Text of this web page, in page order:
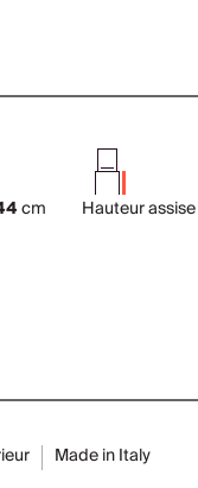
cm Hauteur assise
Made in Italy